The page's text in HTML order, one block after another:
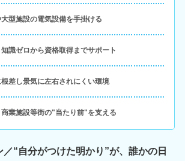
大型施設の電気設備を手掛ける
知識ゼロから資格取得までサポート
差し景気に左右されにくい環境
商業施設等街の"当たり前"を支える
“自分がつけた明かり”が、誰かの日